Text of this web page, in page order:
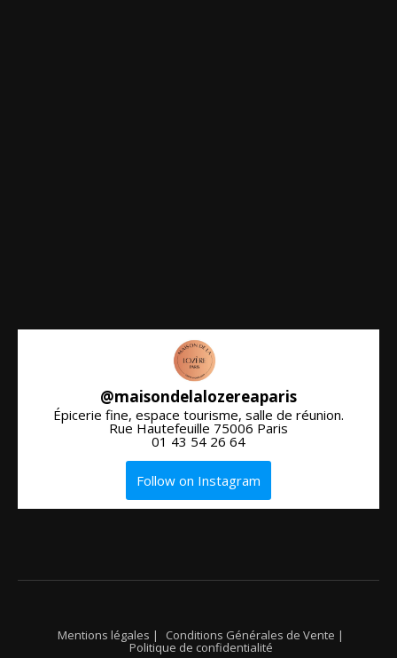
@maisondelalozereaparis
Épicerie fine, espace tourisme, salle de réunion.
Rue Hautefeuille 75006 Paris
01 43 54 26 64
Follow on Instagram
Mentions légales | Conditions Générales de Vente |
Politique de confidentialité